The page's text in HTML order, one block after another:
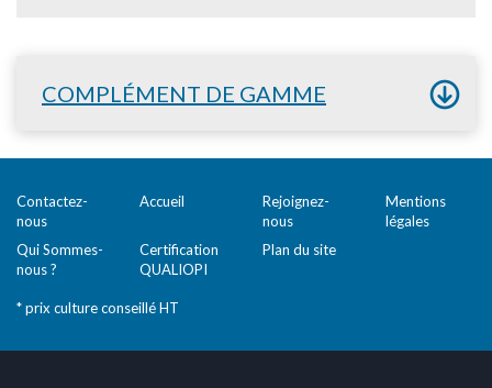
COMPLÉMENT DE GAMME
Contactez-
nous
Accueil
Rejoignez-
nous
Mentions
légales
Qui Sommes-
nous ?
Certification
QUALIOPI
Plan du site
* prix culture conseillé HT